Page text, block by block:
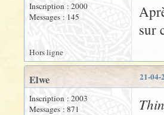
Inscription : 2000
Messages : 145
sur
Hors ligne
21-04-
Elwe
Inscription : 2003
Messages : 871